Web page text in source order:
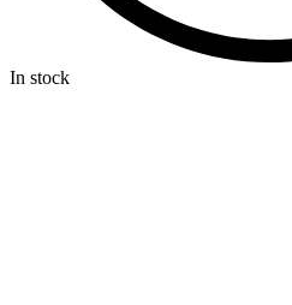
In stock